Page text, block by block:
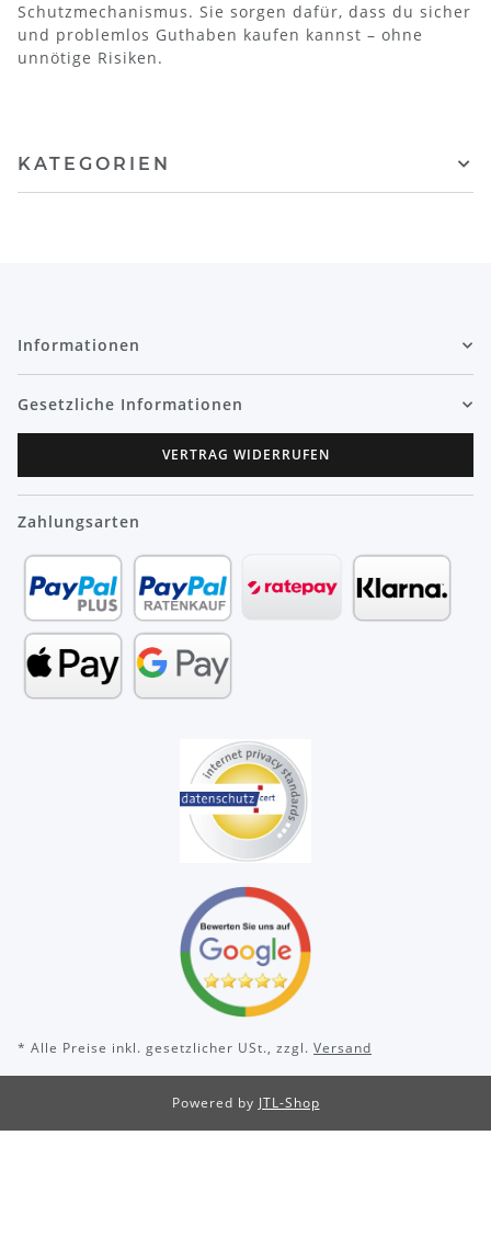
Schutzmechanismus. Sie sorgen dafür, dass du sicher
und problemlos Guthaben kaufen kannst – ohne
unnötige Risiken.
KATEGORIEN
Informationen
Gesetzliche Informationen
VERTRAG WIDERRUFEN
Zahlungsarten
* Alle Preise inkl. gesetzlicher USt., zzgl. Versand
Powered by JTL-Shop